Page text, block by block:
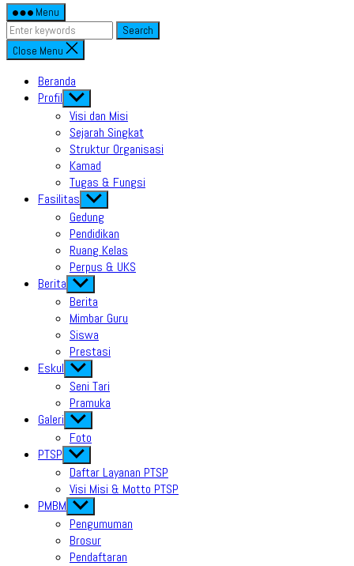
Menu
Search
Close Menu
Beranda
Profil Show
sub
menu
Visi dan Misi
Sejarah Singkat
Struktur Organisasi
Kamad
Tugas & Fungsi
Fasilitas Show
sub
menu
Gedung
Pendidikan
Ruang Kelas
Perpus & UKS
Berita Show
sub
menu
Berita
Mimbar Guru
Siswa
Prestasi
Eskul Show
sub
menu
Seni Tari
Pramuka
Galeri Show
sub
menu
Foto
PTSP Show
sub
menu
Daftar Layanan PTSP
Visi Misi & Motto PTSP
PMBM Show
sub
menu
Pengumuman
Brosur
Pendaftaran